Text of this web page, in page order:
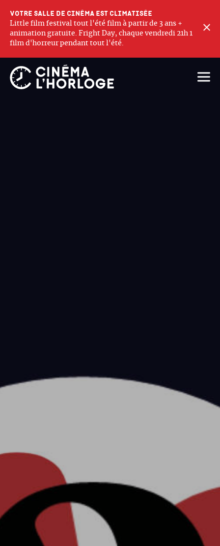
Votre salle de cinéma est climatisée
Little film festival tout l'été film à partir de 3 ans +
animation gratuite. Fright Day, chaque vendredi 21h 1
film d'horreur pendant tout l'été.